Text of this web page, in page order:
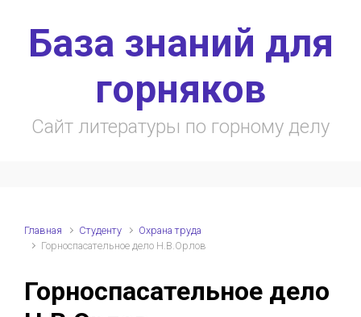
База знаний для
горняков
Сайт литературы по горному делу
Главная Студенту
Охрана труда
Горноспасательное дело Н.В.Орлов
Горноспасательное дело